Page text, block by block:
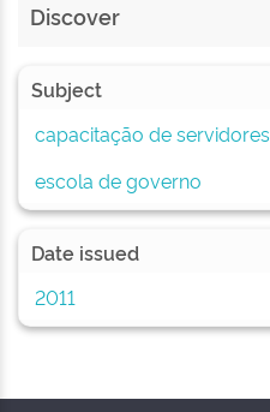
Discover
Subject
capacitação de servidores
escola de governo
Date issued
2011